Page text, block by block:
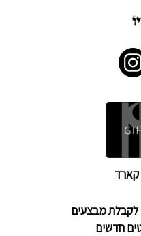
לקבלת מבצעים
חדשים
קארד